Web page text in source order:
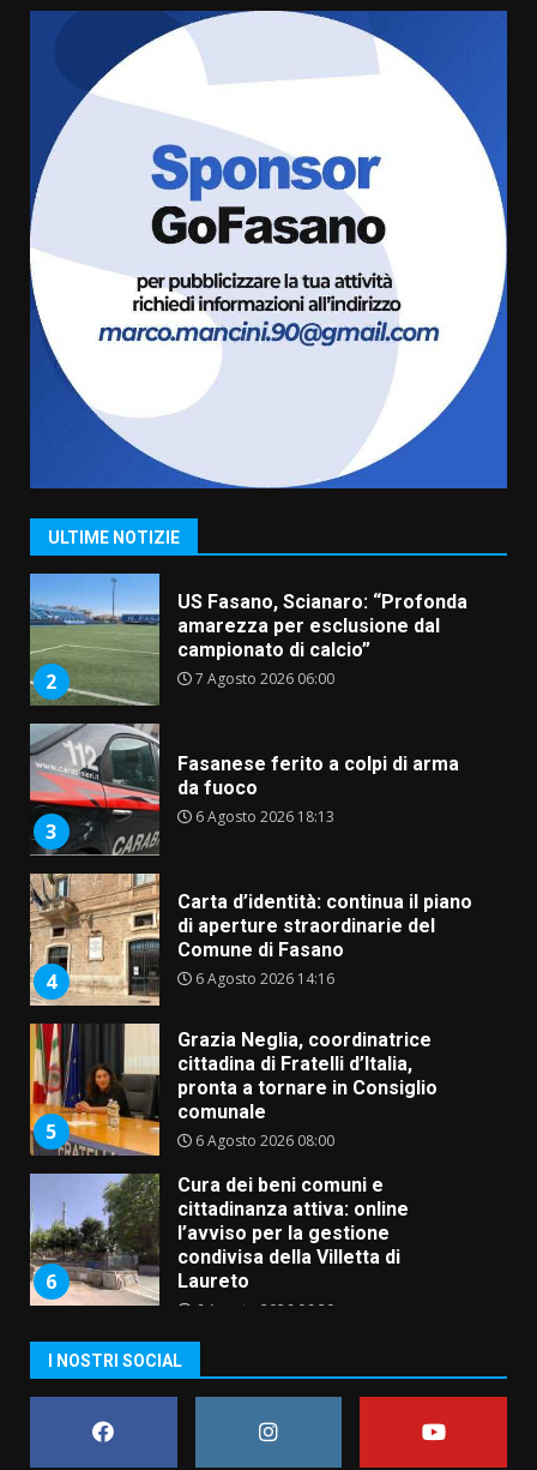
ULTIME NOTIZIE
cittadina di Fratelli d’Italia,
pronta a tornare in Consiglio
comunale
6 Agosto 2026 08:00
Cura dei beni comuni e
cittadinanza attiva: online
l’avviso per la gestione
condivisa della Villetta di
Laureto
La magia del Minareto e la prima
assoluta de “L’Albergo
Belvedere. Il rapimento”
6 Agosto 2026 06:15
1
“I Contestatori: Musica di
Rivoluzione”: nuovo
appuntamento con “Fasano in
2
US Fasano, Scianaro: “Profonda
amarezza per esclusione dal
campionato di calcio”
7 Agosto 2026 06:00
3
Fasanese ferito a colpi di arma
da fuoco
6 Agosto 2026 18:13
4
Carta d’identità: continua il piano
di aperture straordinarie del
Comune di Fasano
6 Agosto 2026 14:16
5
Grazia Neglia, coordinatrice
cittadina di Fratelli d’Italia,
pronta a tornare in Consiglio
comunale
6 Agosto 2026 08:00
6
Cura dei beni comuni e
cittadinanza attiva: online
l’avviso per la gestione
condivisa della Villetta di
Laureto
6 Agosto 2026 06:20
assoluta de “L’Albergo
Belvedere. Il rapimento”
6 Agosto 2026 06:15
I NOSTRI SOCIAL